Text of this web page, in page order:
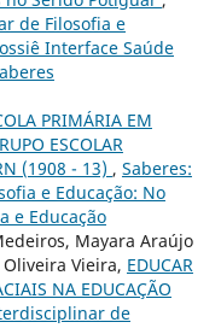
de Filosofia e
Interface Saúde
PRIMÁRIA EM
ESCOLAR
(1908 - 13) , Saberes:
e Educação: No
e Educação
Mayara Araújo
Vieira, EDUCAR
NA EDUCAÇÃO
de